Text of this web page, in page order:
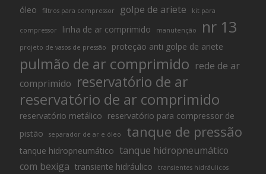
óleo
filtros para compressor golpe de ariete kit para
compressor linha de ar comprimido manutenção nr 13
projeto de vasos de pressão proteção anti golpe de ariete
pulmão de ar comprimido rede de ar
comprimido reservatório de ar
reservatório de ar comprimido
reservatório metálico reservatório para compressor de
pistão
separador de ar e óleo tanque de pressão
tanque hidropneumático tanque hidropneumático
com bexiga transiente hidráulico transientes hidráulicos